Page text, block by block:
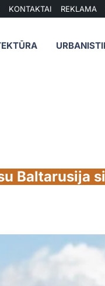
KONTAKTAI REKLAMA
Baltarusija